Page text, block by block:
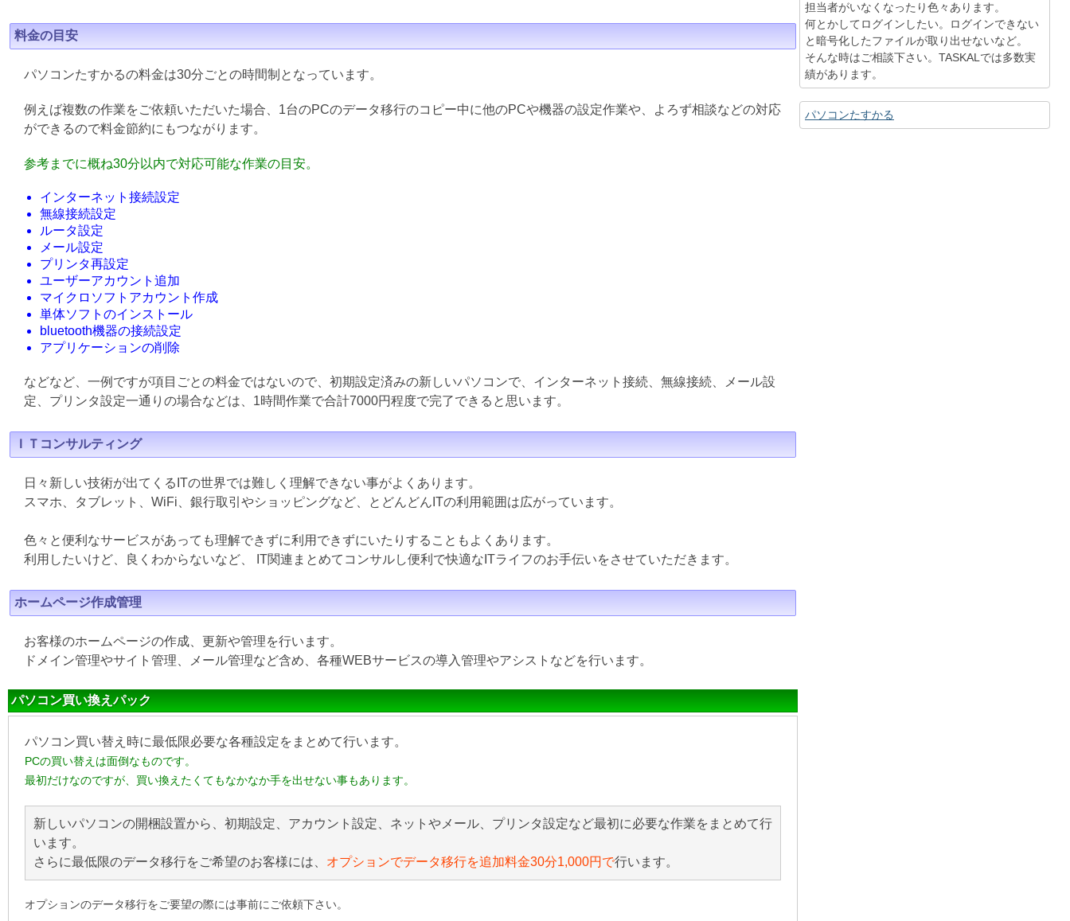
料金の目安
パソコンたすかるの料金は30分ごとの時間制となっています。
例えば複数の作業をご依頼いただいた場合、1台のPCのデータ移行のコピー中に他のPCや機器の設定作業や、よろず相談などの対応
ができるので料金節約にもつながります。
参考までに概ね30分以内で対応可能な作業の目安。
インターネット接続設定
無線接続設定
ルータ設定
メール設定
プリンタ再設定
ユーザーアカウント追加
マイクロソフトアカウント作成
単体ソフトのインストール
bluetooth機器の接続設定
アプリケーションの削除
などなど、一例ですが項目ごとの料金ではないので、初期設定済みの新しいパソコンで、インターネット接続、無線接続、メール設
定、プリンタ設定一通りの場合などは、1時間作業で合計7000円程度で完了できると思います。
ＩＴコンサルティング
日々新しい技術が出てくるITの世界では難しく理解できない事がよくあります。
スマホ、タブレット、WiFi、銀行取引やショッピングなど、とどんどんITの利用範囲は広がっています。
色々と便利なサービスがあっても理解できずに利用できずにいたりすることもよくあります。
利用したいけど、良くわからないなど、 IT関連まとめてコンサルし便利で快適なITライフのお手伝いをさせていただきます。
ホームページ作成管理
お客様のホームページの作成、更新や管理を行います。
ドメイン管理やサイト管理、メール管理など含め、各種WEBサービスの導入管理やアシストなどを行います。
パソコン買い換えパック
パソコン買い替え時に最低限必要な各種設定をまとめて行います。
PCの買い替えは面倒なものです。
最初だけなのですが、買い換えたくてもなかなか手を出せない事もあります。
新しいパソコンの開梱設置から、初期設定、アカウント設定、ネットやメール、プリンタ設定など最初に必要な作業をまとめて行
います。
さらに最低限のデータ移行をご希望のお客様には、 オプションでデータ移行を追加料金30分1,000円で行います。
オプションのデータ移行をご要望の際には事前にご依頼下さい。
担当者がいなくなったり色々あります。
何とかしてログインしたい。ログインできない
と暗号化したファイルが取り出せないなど。
そんな時はご相談下さい。TASKALでは多数実
績があります。
パソコンたすかる